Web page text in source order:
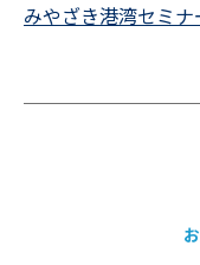
みやざき港湾セミナ